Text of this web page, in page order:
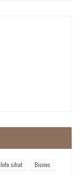
Info sihat
Bisnes